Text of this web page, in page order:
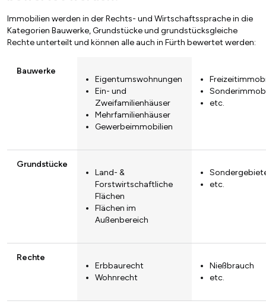
Immobilien werden in der Rechts- und Wirtschaftssprache in die
Kategorien Bauwerke, Grundstücke und grundstücksgleiche
Rechte unterteilt und können alle auch in Fürth bewertet werden:
Bauwerke
Eigentumswohnungen
Ein- und
Zweifamilienhäuser
Mehrfamilienhäuser
Gewerbeimmobilien
etc.
Grundstücke
Land- &
Forstwirtschaftliche
Flächen
Flächen im
Außenbereich
etc.
Rechte
Erbbaurecht
Wohnrecht
Nießbrauch
etc.